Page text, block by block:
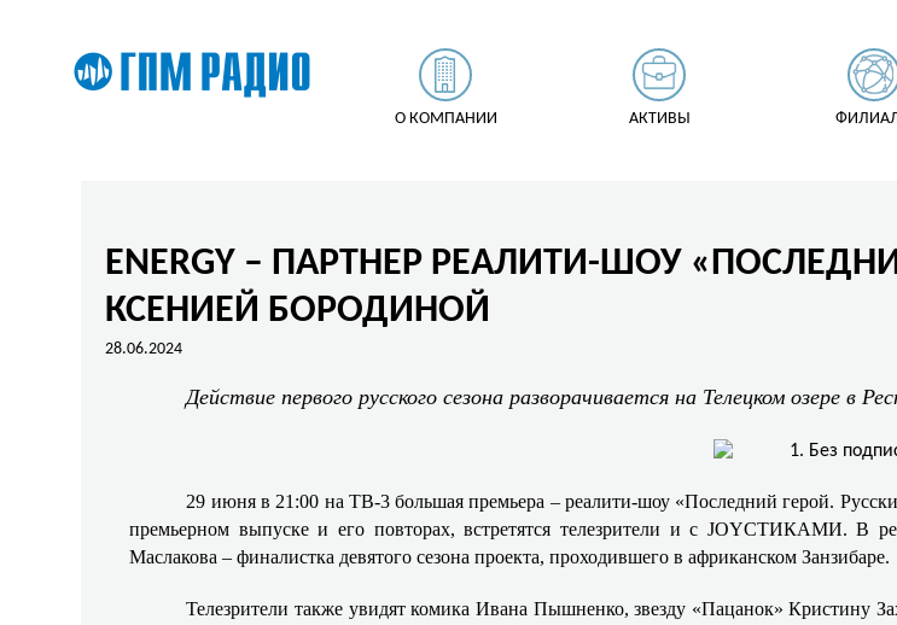
О КОМПАНИИ АКТИВЫ
ENERGY – ПАРТНЕР РЕАЛИТИ-ШОУ
КСЕНИЕЙ БОРОДИНОЙ
28.06.2024
Действие первого русского сезона разворачивается на Телецком озере в
29 июня в 21:00 на ТВ-3 большая премьера – реалити-шоу «Последний герой.
премьерном выпуске и его повторах, встретятся телезрители и с JOYСТИКАМИ. В
Маслакова – финалистка девятого сезона проекта, проходившего в африканском Занзибаре.
Телезрители также увидят комика Ивана Пышненко, звезду «Пацанок» Кристину